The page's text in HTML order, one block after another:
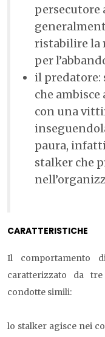
persecutore
ristabilire la
per
il predatore:
che
con una
paura,
stalker che
CARATTERISTICHE
Il comportamento
caratterizzato da
condotte simili:
lo stalker agisce nei